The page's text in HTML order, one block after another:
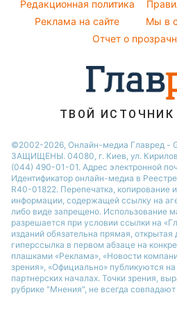
Максим Галкин
Настя Каменских
Пылевая буря
Редакционная политика
Реклама на сайте
Мы в
Отчет о
ТВОЙ ИСТОЧНИК
©2002-2026, Онлайн-медиа Главред -
ЗАЩИЩЕНЫ. 04080, г. Киев, ул.
(044) 490-01-01. Адрес электронной
Идентификатор онлайн-медиа в
R40-01822. Перепечатка, копирование
информации, содержащей ссылку на
либо виде запрещено. Использование
разрешается при условии ссылки на
изданий обязательна прямая,
гиперссылка в первом абзаце на
плашками «Реклама», «Новости
зрения», «Официально» публикуются
партнерских началах. Точки зрения,
рубрике "Мнения", не всегда